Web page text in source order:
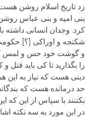
زد تاریخ اسلام روشن
بنی امیه و بنی عباس
کرد. وجدان انسانی داشته
شکنجه و اوراکی [؟]
و گوشت خود حس و لمس
را بگذارید تا کی باید قتل
دینی هست که نیاز به این
حد درمانده هست که